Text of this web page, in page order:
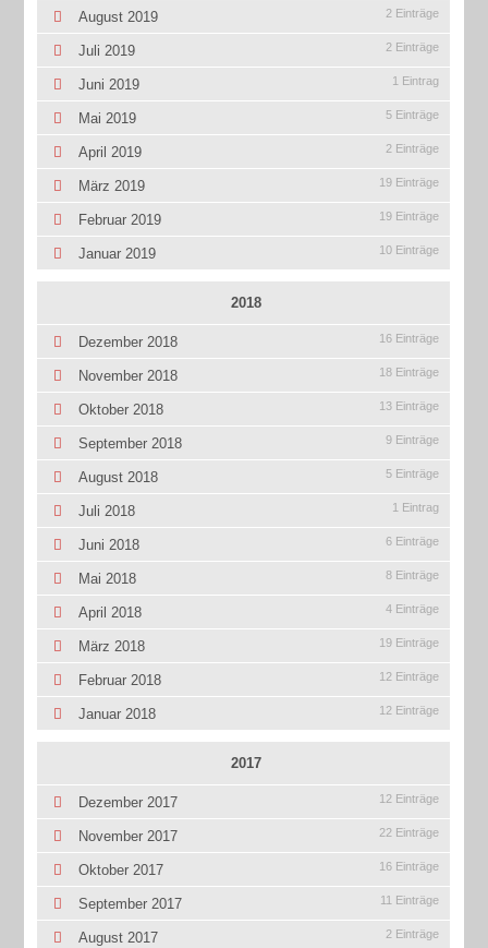
August 2019 2 Einträge
Juli 2019 2 Einträge
Juni 2019 1 Eintrag
Mai 2019 5 Einträge
April 2019 2 Einträge
März 2019 19 Einträge
Februar 2019 19 Einträge
Januar 2019 10 Einträge
2018
Dezember 2018 16 Einträge
November 2018 18 Einträge
Oktober 2018 13 Einträge
September 2018 9 Einträge
August 2018 5 Einträge
Juli 2018 1 Eintrag
Juni 2018 6 Einträge
Mai 2018 8 Einträge
April 2018 4 Einträge
März 2018 19 Einträge
Februar 2018 12 Einträge
Januar 2018 12 Einträge
2017
Dezember 2017 12 Einträge
November 2017 22 Einträge
Oktober 2017 16 Einträge
September 2017 11 Einträge
August 2017 2 Einträge